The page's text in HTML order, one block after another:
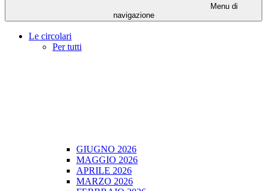
Menu di
navigazione
Le circolari
Per tutti
GIUGNO 2026
MAGGIO 2026
APRILE 2026
MARZO 2026